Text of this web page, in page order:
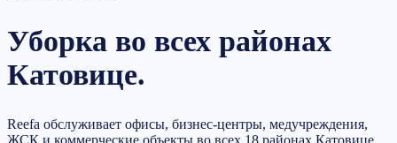
Уборка во всех районах
Катовице.
Reefa обслуживает офисы, бизнес-центры, медучреждения,